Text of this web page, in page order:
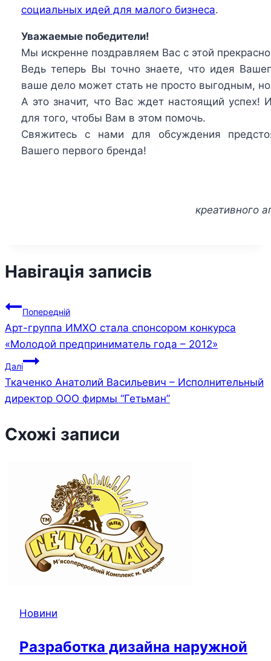
социальных идей для малого бизнеса.
Уважаемые победители!
Мы искренне поздравляем Вас с этой
Ведь теперь Вы точно знаете, что идея
ваше дело может стать не просто выгодным,
А это значит, что Вас ждет настоящий
для того, чтобы Вам в этом помочь.
Свяжитесь с нами для обсуждения
Вашего первого бренда!
креативного
Навігація записів
Попередній
Арт-группа ИМХО стала спонсором конкурса
«Молодой предприниматель года – 2012»
Далі
Ткаченко Анатолий Васильевич – Исполнительный
директор ООО фирмы “Гетьман”
Схожі записи
Новини
Разработка дизайна наружной